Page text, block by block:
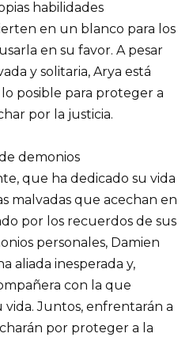
habilidades
en un blanco para los
en su favor. A pesar
y solitaria, Arya está
posible para proteger a
por la justicia.
demonios
que ha dedicado su vida
malvadas que acechan en
por los recuerdos de sus
personales, Damien
aliada inesperada y,
con la que
Juntos, enfrentarán a
por proteger a la